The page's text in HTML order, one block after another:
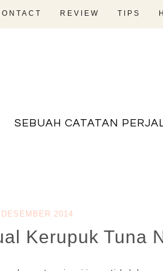
SEBUAH CATATAN
REVIEW TIPS
2014
Kerupuk Tuna